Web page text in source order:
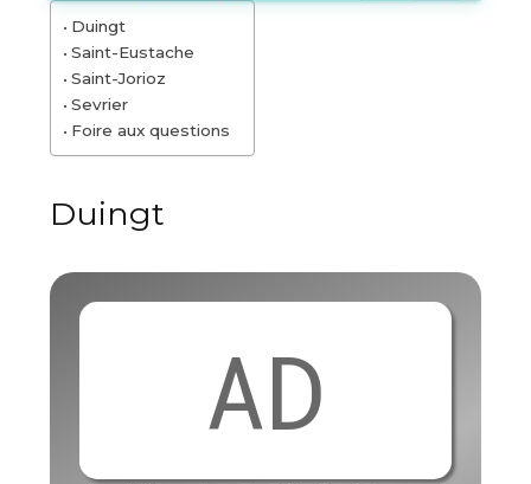
Duingt
Saint-Eustache
Saint-Jorioz
Sevrier
Foire aux questions
Duingt
AD